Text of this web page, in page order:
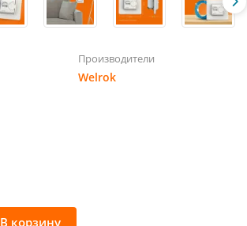
Производители
Welrok
В корзину